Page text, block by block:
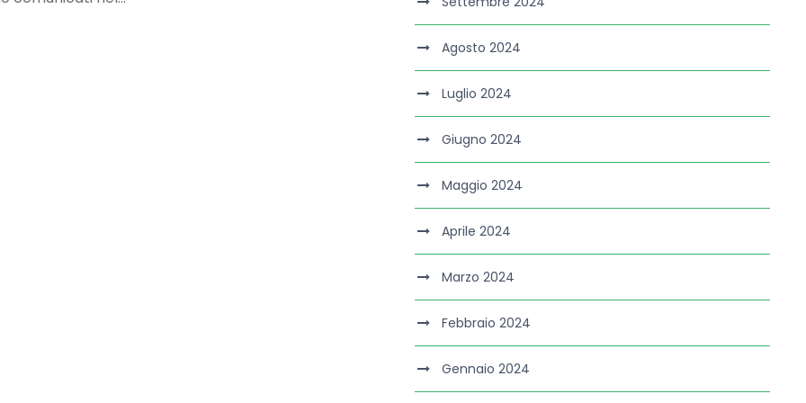
Agosto 2024
Luglio 2024
Giugno 2024
Maggio 2024
Aprile 2024
Marzo 2024
Febbraio 2024
Gennaio 2024